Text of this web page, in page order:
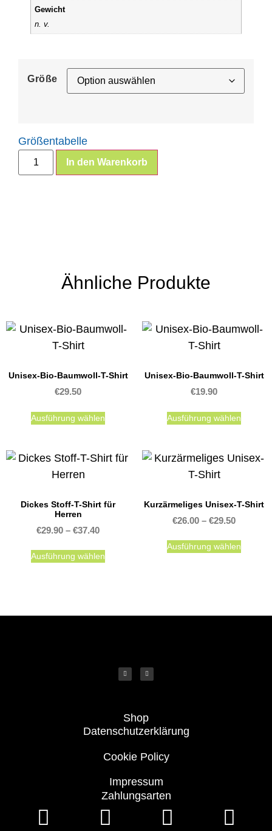
Gewicht
n. v.
Größe
Größentabelle
In den Warenkorb
Ähnliche Produkte
Unisex-Bio-Baumwoll-T-Shirt
€29.50
Ausführung wählen
Unisex-Bio-Baumwoll-T-Shirt
€19.90
Ausführung wählen
Dickes Stoff-T-Shirt für
Herren
€29.90 – €37.40
Ausführung wählen
Kurzärmeliges Unisex-T-Shirt
€26.00 – €29.50
Ausführung wählen
Shop
Datenschutzerklärung
Cookie Policy
Impressum
Zahlungsarten